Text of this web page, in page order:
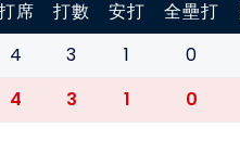
席 打數 安打 全壘打
4 3 1 0
4 3 1 0